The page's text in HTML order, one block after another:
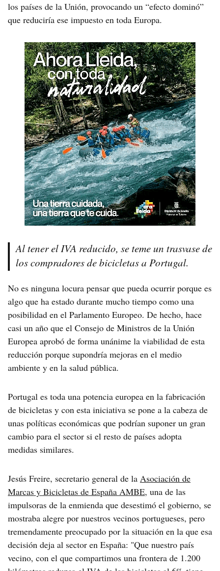
los países de la Unión, provocando un “efecto dominó”
que reduciría ese impuesto en toda Europa.
Al tener el IVA reducido, se teme un trasvase de
los compradores de bicicletas a Portugal.
No es ninguna locura pensar que pueda ocurrir porque es
algo que ha estado durante mucho tiempo como una
posibilidad en el Parlamento Europeo. De hecho, hace
casi un año que el Consejo de Ministros de la Unión
Europea aprobó de forma unánime la viabilidad de esta
reducción porque supondría mejoras en el medio
ambiente y en la salud pública.
Portugal es toda una potencia europea en la fabricación
de bicicletas y con esta iniciativa se pone a la cabeza de
unas políticas económicas que podrían suponer un gran
cambio para el sector si el resto de países adopta
medidas similares.
Jesús Freire, secretario general de la Asociación de
Marcas y Bicicletas de España AMBE, una de las
impulsoras de la enmienda que desestimó el gobierno, se
mostraba alegre por nuestros vecinos portugueses, pero
tremendamente preocupado por la situación en la que esa
decisión deja al sector en España: "Que nuestro país
vecino, con el que compartimos una frontera de 1.200